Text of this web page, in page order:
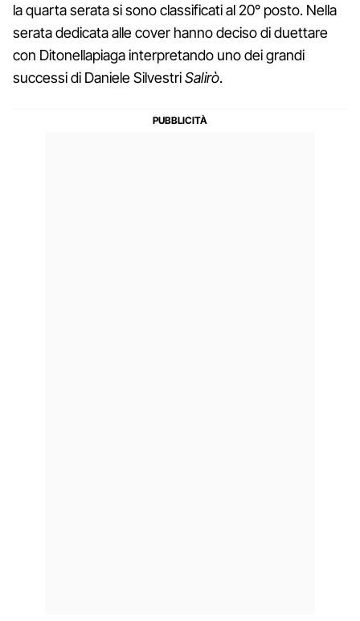
la quarta serata si sono classificati al 20° posto. Nella
serata dedicata alle cover hanno deciso di duettare
con Ditonellapiaga interpretando uno dei grandi
successi di Daniele SilvestriSalirò.